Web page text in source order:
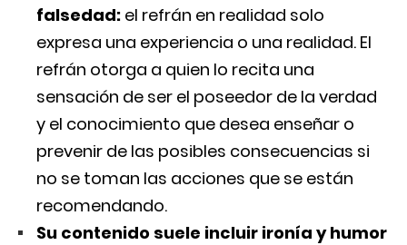
falsedad: el refrán en realidad solo
expresa una experiencia o una realidad. El
refrán otorga a quien lo recita una
sensación de ser el poseedor de la verdad
y el conocimiento que desea enseñar o
prevenir de las posibles consecuencias si
no se toman las acciones que se están
recomendando.
Su contenido suele incluir ironía y humor